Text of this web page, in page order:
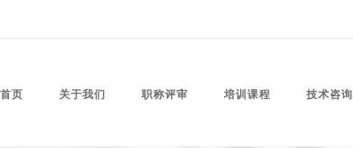
首页 关于我们 职称评审 培训课程 技术咨询